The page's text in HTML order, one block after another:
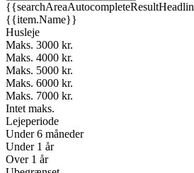
{{item.Name}}
Husleje
Maks. 3000 kr.
Maks. 4000 kr.
Maks. 5000 kr.
Maks. 6000 kr.
Maks. 7000 kr.
Intet maks.
Lejeperiode
Under 6 måneder
Under 1 år
Over 1 år